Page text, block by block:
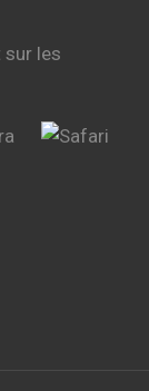
les